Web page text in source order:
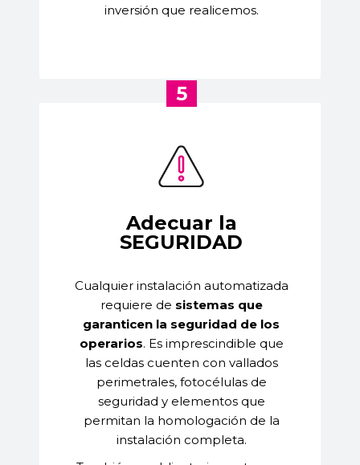
inversión que realicemos.
5
Adecuar la
SEGURIDAD
Cualquier instalación automatizada
requiere de sistemas que
garanticen la seguridad de los
operarios. Es imprescindible que
las celdas cuenten con vallados
perimetrales, fotocélulas de
seguridad y elementos que
permitan la homologación de la
instalación completa.